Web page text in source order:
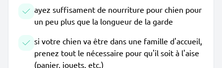
ayez suffisament de nourriture pour chien pour
un peu plus que la longueur de la garde
si votre chien va être dans une famille d'accueil,
prenez tout le nécessaire pour qu'il soit à l'aise
(panier, jouets, etc.)